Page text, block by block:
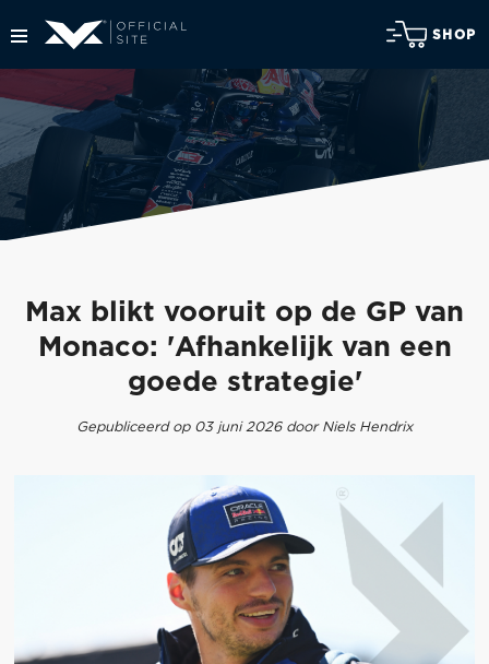
SHOP
Max blikt vooruit op de GP van
Monaco: 'Afhankelijk van een
goede strategie'
Gepubliceerd op 03 juni 2026 door Niels Hendrix